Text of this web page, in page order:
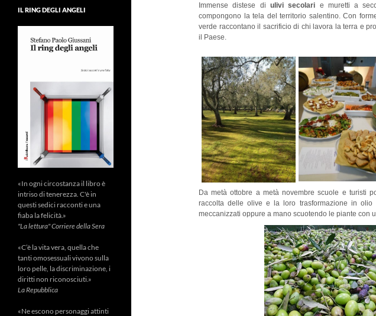
Immense distese di ulivi secolari e muretti a
compongono la tela del territorio salentino. Con
verde raccontano il sacrificio di chi lavora la terra e
il Paese.
Da metà ottobre a metà novembre scuole e turisti
raccolta delle olive e la loro trasformazione in olio
meccanizzati oppure a mano scuotendo le piante con
IL RING DEGLI ANGELI
«In ogni circostanza il libro è
intriso di tenerezza. C'è in
questi sedici racconti e una
fiaba la felicità.»
"La lettura" Corriere della Sera
«C’è la vita vera, quella che
tanti omosessuali vivono sulla
loro pelle, la discriminazione, i
diritti non riconosciuti.»
La Repubblica
«Ne escono personaggi attinti